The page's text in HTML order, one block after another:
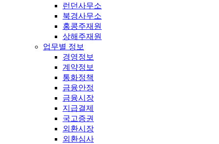
런던사무소
북경사무소
홍콩주재원
상해주재원
업무별 정보
경영정보
계약정보
통화정책
금융안정
금융시장
지급결제
국고증권
외환시장
외환심사